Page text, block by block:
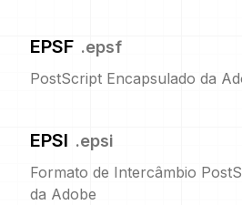
EPSF .epsf
PostScript Encapsulado da
EPSI .epsi
Formato de Intercâmbio
da Adobe